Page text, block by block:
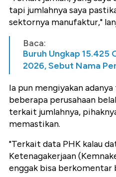
tapi jumlahnya saya
sektornya manufaktur,"
Baca:
Buruh Ungkap 15.425
2026, Sebut Nama
Ia pun mengiyakan
beberapa perusahaan
terkait jumlahnya,
memastikan.
"Terkait data PHK kalau
Ketenagakerjaan
enggak bisa berkomentar